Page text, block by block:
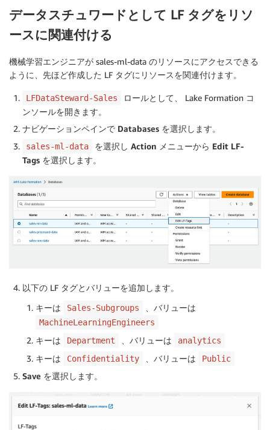
データスチュワードとして LF タグをリソ
ースに関連付ける
機械学習エンジニアが sales-ml-data のリソースにアクセスできる
ように、先ほど作成した LF タグにリソースを関連付けます。
LFDataSteward-Sales
ロールとして、 Lake Formation コ
ンソールを開きます。
ナビゲーションペインで Databases を選択します。
sales-ml-data を選択し Action メニューから Edit LF-
Tags を選択します。
以下の LF タグとバリューを追加します。
キーは
Sales-Subgroups 、バリューは
MachineLearningEngineers
キーは Department 、バリューは analytics
キーは Confidentiality 、バリューは Public
Save を選択します。